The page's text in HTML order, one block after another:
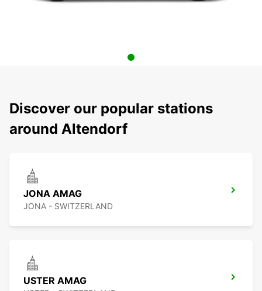
Discover our popular stations
around Altendorf
JONA AMAG
JONA - SWITZERLAND
USTER AMAG